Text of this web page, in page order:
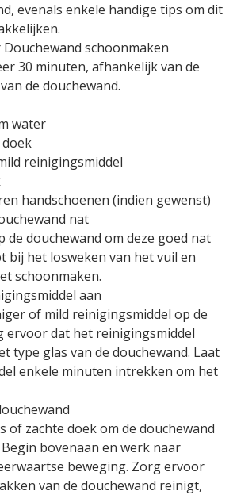
evenals enkele handige tips om dit
schoonmaken
30 minuten, afhankelijk van de
de douchewand.
water
reinigingsmiddel
handschoenen (indien gewenst)
nat
de douchewand om deze goed nat
bij het losweken van het vuil en
schoonmaken.
aan
of mild reinigingsmiddel op de
ervoor dat het reinigingsmiddel
type glas van de douchewand. Laat
enkele minuten intrekken om het
of zachte doek om de douchewand
bovenaan en werk naar
beweging. Zorg ervoor
van de douchewand reinigt,